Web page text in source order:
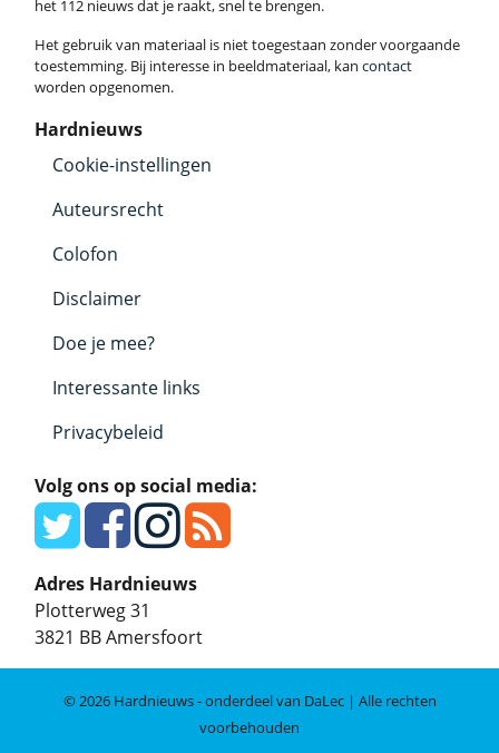
het 112 nieuws dat je raakt, snel te brengen.
Het gebruik van materiaal is niet toegestaan zonder voorgaande
toestemming. Bij interesse in beeldmateriaal, kan contact
worden opgenomen.
Hardnieuws
Cookie-instellingen
Auteursrecht
Colofon
Disclaimer
Doe je mee?
Interessante links
Privacybeleid
Volg ons op social media:
Adres Hardnieuws
Plotterweg 31
3821 BBAmersfoort
© 2026 Hardnieuws - onderdeel van DaLec | Alle rechten
voorbehouden